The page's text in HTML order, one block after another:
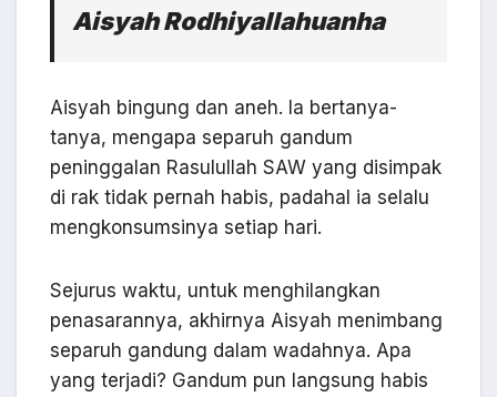
Aisyah Rodhiyallahuanha
Aisyah bingung dan aneh. Ia bertanya-
tanya, mengapa separuh gandum
peninggalan Rasulullah SAW yang disimpak
di rak tidak pernah habis, padahal ia selalu
mengkonsumsinya setiap hari.
Sejurus waktu, untuk menghilangkan
penasarannya, akhirnya Aisyah menimbang
separuh gandung dalam wadahnya. Apa
yang terjadi? Gandum pun langsung habis